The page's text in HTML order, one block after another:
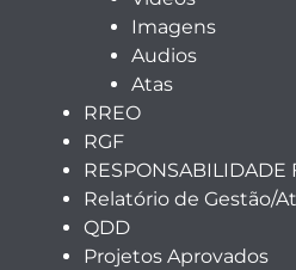
Imagens
Audios
Atas
RREO
RGF
RESPONSABILIDADE
Relatório de Gestão/
QDD
Projetos Aprovados